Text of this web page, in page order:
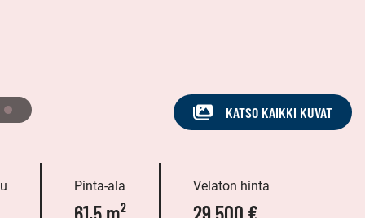
KATSO KAIKKI KUVAT
Pinta-ala
61,5 m²
Velaton hinta
29 500 €